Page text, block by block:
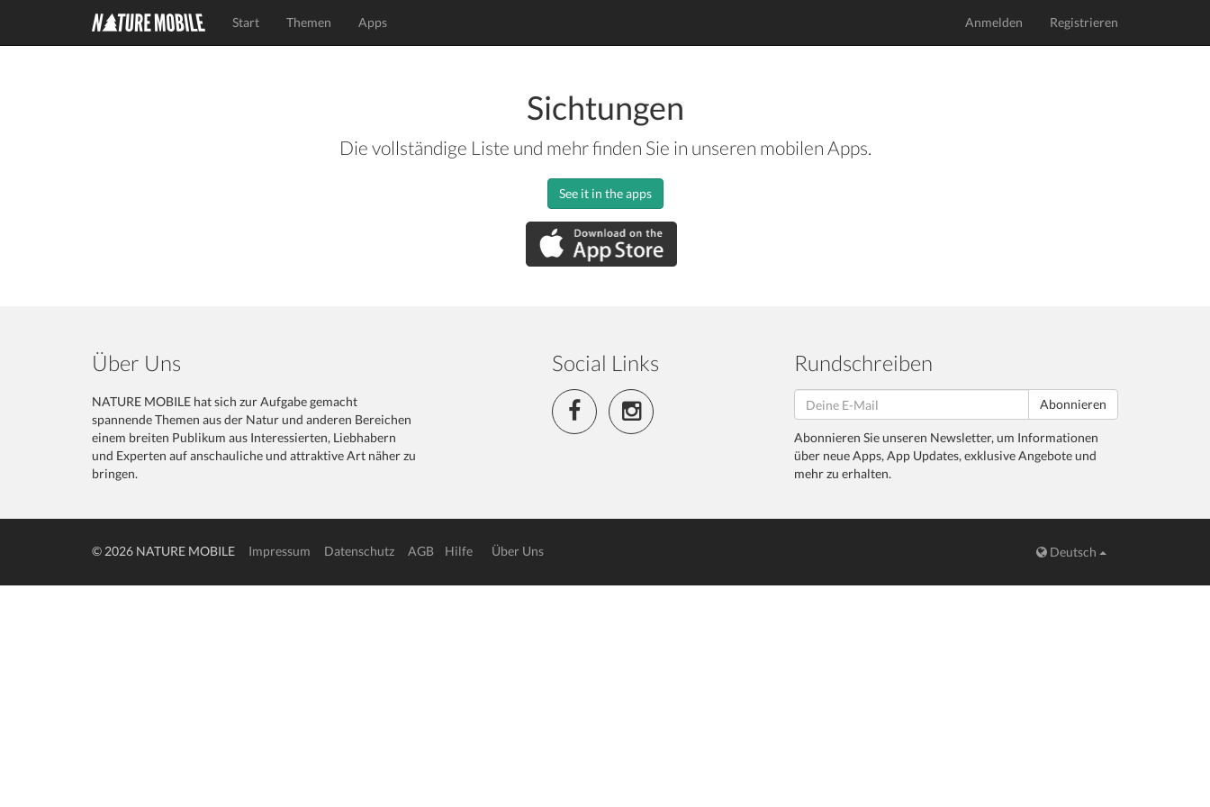
Start Themen Apps Anmelden Registrieren
Sichtungen
Die vollständige Liste und mehr finden Sie in unseren mobilen Apps.
See it in the apps
Über Uns
NATURE MOBILE hat sich zur Aufgabe gemacht
spannende Themen aus der Natur und anderen Bereichen
einem breiten Publikum aus Interessierten, Liebhabern
und Experten auf anschauliche und attraktive Art näher zu
bringen.
Social Links Rundschreiben
Abonnieren
Abonnieren Sie unseren Newsletter, um Informationen
über neue Apps, App Updates, exklusive Angebote und
mehr zu erhalten.
© 2026 NATURE MOBILE Impressum Datenschutz AGB Hilfe Über Uns Deutsch